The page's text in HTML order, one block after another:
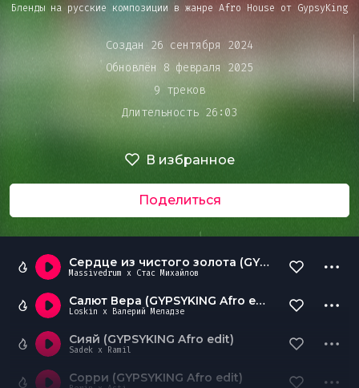
Эдиторы
Чарты
DJ BATTLE
Бленды на русские композиции в жанре Afro House от GypsyKing
Создан 26 сентября 2024
Обновлён 8 февраля 2025
9 треков
Длительность 26:03
В избранное
Поделиться
Сердце из чистого золота (GYPSYKING Afro edit)
Massivedrum x Стас Михайлов
Салют Вера (GYPSYKING Afro edit)
Loskin x Валерий Меладзе
Сияй (GYPSYKING Afro edit)
Sadek x Ramil
Сорри (GYPSYKING Afro edit)
Очередь
воспроизведения